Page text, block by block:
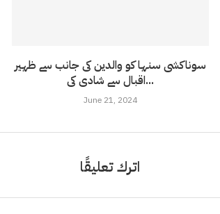
سوناکشی سنہا کو والدین کی جانب سے ظہیر
اقبال سے شادی کی...
June 21, 2024
اترك تعليقًا